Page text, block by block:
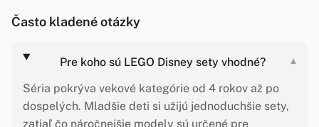
Často kladené otázky
Pre koho sú LEGO Disney sety vhodné?
▾
Séria pokrýva vekové kategórie od 4 rokov až po
dospelých. Mladšie deti si užijú jednoduchšie sety,
zatiaľ čo náročnejšie modely sú určené pre